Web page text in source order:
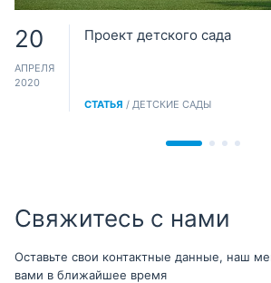
20
АПРЕЛЯ
2020
Проект детского сада
СТАТЬЯ / ДЕТСКИЕ САДЫ
Свяжитесь с нами
Оставьте свои контактные данные, наш
вами в ближайшее время